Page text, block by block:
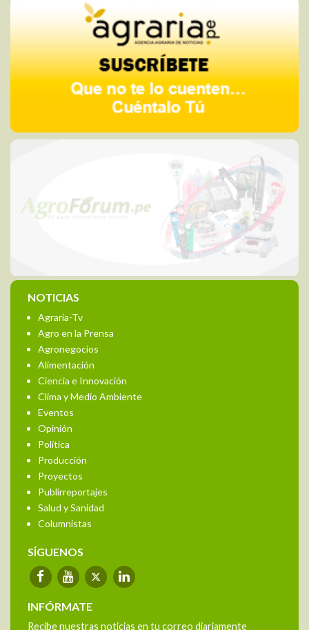
NOTICIAS
Agraria-Tv
Agro en la Prensa
Agronegocios
Alimentación
Ciencia e Innovación
Clima y Medio Ambiente
Eventos
Opinión
Política
Producción
Proyectos
Publirreportajes
Salud y Sanidad
Columnistas
SÍGUENOS
INFÓRMATE
Recibe nuestras noticias en tu correo diariamente